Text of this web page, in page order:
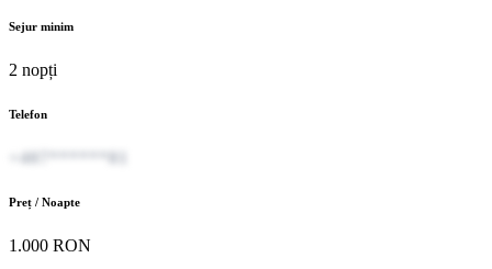
Sejur minim
2 nopți
Telefon
+407******81
Preț / Noapte
1.000 RON